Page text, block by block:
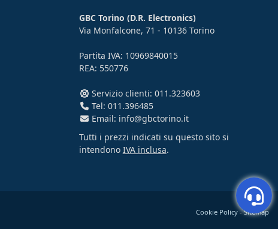
GBC Torino (D.R. Electronics)
Via Monfalcone, 71 - 10136 Torino
Partita IVA: 10969840015
REA: 550776
Servizio clienti: 011.323603
Tel: 011.396485
Email: info@gbctorino.it
Tutti i prezzi indicati su questo sito si
intendono IVA inclusa.
Cookie Policy-Sitemap